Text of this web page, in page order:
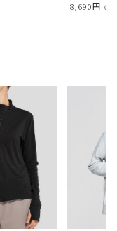
8,690円 （税